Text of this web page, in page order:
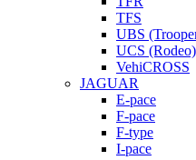
TFS
UBS
UCS (Rodeo)
VehiCROSS
JAGUAR
E-pace
F-pace
F-type
I-pace